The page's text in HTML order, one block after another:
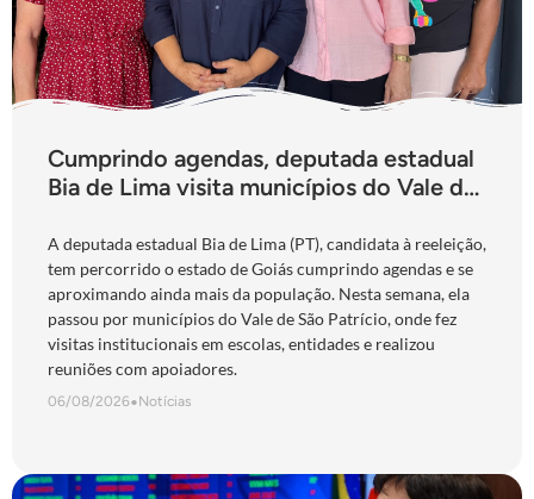
Cumprindo agendas, deputada estadual
Bia de Lima visita municípios do Vale do
A deputada estadual Bia de Lima (PT), candidata à reeleição,
tem percorrido o estado de Goiás cumprindo agendas e se
aproximando ainda mais da população. Nesta semana, ela
passou por municípios do Vale de São Patrício, onde fez
visitas institucionais em escolas, entidades e realizou
reuniões com apoiadores.
06/08/2026•Notícias